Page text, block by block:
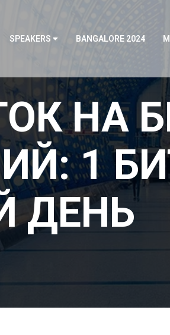
SPEAKERS BANGALORE 2024
НА
1
ДЕНЬ